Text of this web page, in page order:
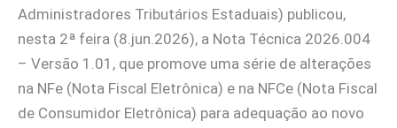
Administradores Tributários Estaduais) publicou,
nesta 2ª feira (8.jun.2026), a Nota Técnica 2026.004
– Versão 1.01, que promove uma série de alterações
na NFe (Nota Fiscal Eletrônica) e na NFCe (Nota Fiscal
de Consumidor Eletrônica) para adequação ao novo